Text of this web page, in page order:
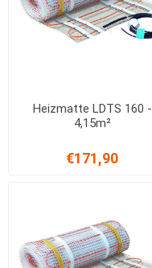
Heizmatte LDTS 160 -
4,15m²
€171,90